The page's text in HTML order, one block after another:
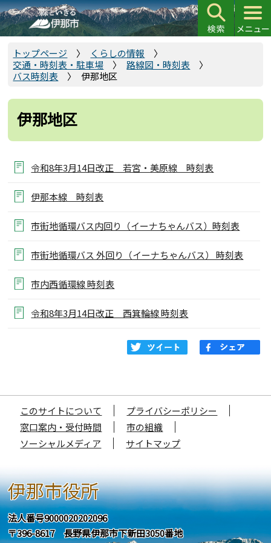
こ
の
ペ
先
トップページ
くらしの情報
交通・時刻表・駐車場
路線図・時刻表
バス時刻表
伊那地区
伊那地区
令和8年3月14日改正 若宮・美原線 時刻表
伊那本線 時刻表
市街地循環バス内回り（イーナちゃんバス）時刻表
市街地循環バス 外回り（イーナちゃんバス） 時刻表
市内西循環線 時刻表
令和8年3月14日改正 西箕輪線 時刻表
このサイトについて
プライバシーポリシー
窓口案内・受付時間
市の組織
ソーシャルメディア
サイトマップ
伊那市役所
法人番号9000020202096
〒396-8617 長野県伊那市下新田3050番地